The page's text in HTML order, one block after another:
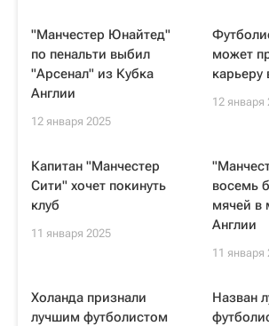
"Манчестер Юнайтед"
по пенальти выбил
"Арсенал" из Кубка
Англии
12 января 2025
может
карьеру
12 января
Капитан "Манчестер
Сити" хочет покинуть
клуб
11 января 2025
восемь
мячей в
Англии
11 января
Холанда признали
лучшим футболистом
Назван